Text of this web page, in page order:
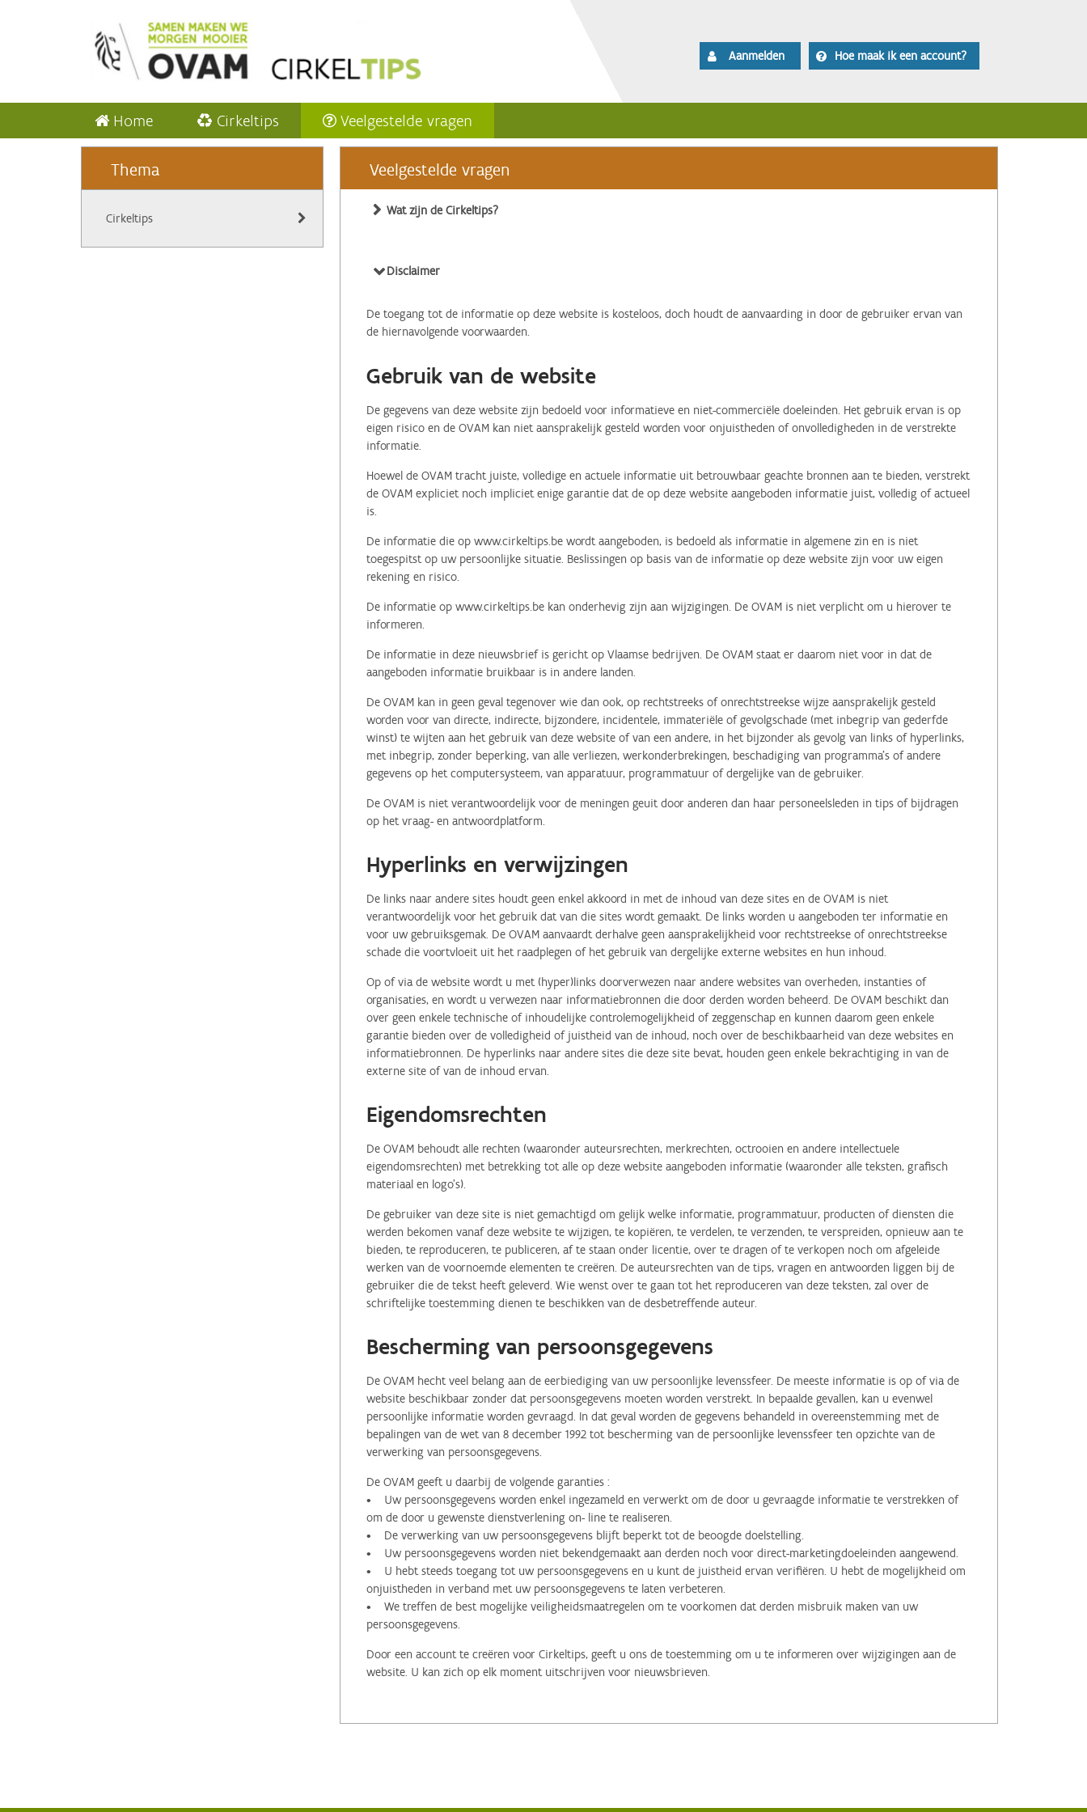
Aanmelden Hoe maak ik een account?
Home Cirkeltips Veelgestelde vragen
Thema
Cirkeltips
Veelgestelde vragen
Wat zijn de Cirkeltips?
Disclaimer
De toegang tot de informatie op deze website is kosteloos, doch houdt de aanvaarding in door de gebruiker ervan van
de hiernavolgende voorwaarden.
Gebruik van de website
De gegevens van deze website zijn bedoeld voor informatieve en niet-commerciële doeleinden. Het gebruik ervan is op
eigen risico en de OVAM kan niet aansprakelijk gesteld worden voor onjuistheden of onvolledigheden in de verstrekte
informatie.
Hoewel de OVAM tracht juiste, volledige en actuele informatie uit betrouwbaar geachte bronnen aan te bieden, verstrekt
de OVAM expliciet noch impliciet enige garantie dat de op deze website aangeboden informatie juist, volledig of actueel
is.
De informatie die op www.cirkeltips.be wordt aangeboden, is bedoeld als informatie in algemene zin en is niet
toegespitst op uw persoonlijke situatie. Beslissingen op basis van de informatie op deze website zijn voor uw eigen
rekening en risico.
De informatie op www.cirkeltips.be kan onderhevig zijn aan wijzigingen. De OVAM is niet verplicht om u hierover te
informeren.
De informatie in deze nieuwsbrief is gericht op Vlaamse bedrijven. De OVAM staat er daarom niet voor in dat de
aangeboden informatie bruikbaar is in andere landen.
De OVAM kan in geen geval tegenover wie dan ook, op rechtstreeks of onrechtstreekse wijze aansprakelijk gesteld
worden voor van directe, indirecte, bijzondere, incidentele, immateriële of gevolgschade (met inbegrip van gederfde
winst) te wijten aan het gebruik van deze website of van een andere, in het bijzonder als gevolg van links of hyperlinks,
met inbegrip, zonder beperking, van alle verliezen, werkonderbrekingen, beschadiging van programma's of andere
gegevens op het computersysteem, van apparatuur, programmatuur of dergelijke van de gebruiker.
De OVAM is niet verantwoordelijk voor de meningen geuit door anderen dan haar personeelsleden in tips of bijdragen
op het vraag- en antwoordplatform.
Hyperlinks en verwijzingen
De links naar andere sites houdt geen enkel akkoord in met de inhoud van deze sites en de OVAM is niet
verantwoordelijk voor het gebruik dat van die sites wordt gemaakt. De links worden u aangeboden ter informatie en
voor uw gebruiksgemak. De OVAM aanvaardt derhalve geen aansprakelijkheid voor rechtstreekse of onrechtstreekse
schade die voortvloeit uit het raadplegen of het gebruik van dergelijke externe websites en hun inhoud.
Op of via de website wordt u met (hyper)links doorverwezen naar andere websites van overheden, instanties of
organisaties, en wordt u verwezen naar informatiebronnen die door derden worden beheerd. De OVAM beschikt dan
over geen enkele technische of inhoudelijke controlemogelijkheid of zeggenschap en kunnen daarom geen enkele
garantie bieden over de volledigheid of juistheid van de inhoud, noch over de beschikbaarheid van deze websites en
informatiebronnen. De hyperlinks naar andere sites die deze site bevat, houden geen enkele bekrachtiging in van de
externe site of van de inhoud ervan.
Eigendomsrechten
De OVAM behoudt alle rechten (waaronder auteursrechten, merkrechten, octrooien en andere intellectuele
eigendomsrechten) met betrekking tot alle op deze website aangeboden informatie (waaronder alle teksten, grafisch
materiaal en logo's).
De gebruiker van deze site is niet gemachtigd om gelijk welke informatie, programmatuur, producten of diensten die
werden bekomen vanaf deze website te wijzigen, te kopiëren, te verdelen, te verzenden, te verspreiden, opnieuw aan te
bieden, te reproduceren, te publiceren, af te staan onder licentie, over te dragen of te verkopen noch om afgeleide
werken van de voornoemde elementen te creëren. De auteursrechten van de tips, vragen en antwoorden liggen bij de
gebruiker die de tekst heeft geleverd. Wie wenst over te gaan tot het reproduceren van deze teksten, zal over de
schriftelijke toestemming dienen te beschikken van de desbetreffende auteur.
Bescherming van persoonsgegevens
De OVAM hecht veel belang aan de eerbiediging van uw persoonlijke levenssfeer. De meeste informatie is op of via de
website beschikbaar zonder dat persoonsgegevens moeten worden verstrekt. In bepaalde gevallen, kan u evenwel
persoonlijke informatie worden gevraagd. In dat geval worden de gegevens behandeld in overeenstemming met de
bepalingen van de wet van 8 december 1992 tot bescherming van de persoonlijke levenssfeer ten opzichte van de
verwerking van persoonsgegevens.
De OVAM geeft u daarbij de volgende garanties :
• Uw persoonsgegevens worden enkel ingezameld en verwerkt om de door u gevraagde informatie te verstrekken of
om de door u gewenste dienstverlening on- line te realiseren.
• De verwerking van uw persoonsgegevens blijft beperkt tot de beoogde doelstelling.
• Uw persoonsgegevens worden niet bekendgemaakt aan derden noch voor direct-marketingdoeleinden aangewend.
• U hebt steeds toegang tot uw persoonsgegevens en u kunt de juistheid ervan verifiëren. U hebt de mogelijkheid om
onjuistheden in verband met uw persoonsgegevens te laten verbeteren.
• We treffen de best mogelijke veiligheidsmaatregelen om te voorkomen dat derden misbruik maken van uw
persoonsgegevens.
Door een account te creëren voor Cirkeltips, geeft u ons de toestemming om u te informeren over wijzigingen aan de
website. U kan zich op elk moment uitschrijven voor nieuwsbrieven.